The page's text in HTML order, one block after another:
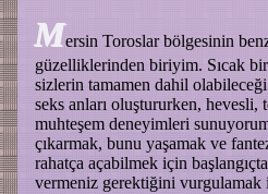
Mersin Toroslar bölgesinin
güzelliklerinden biriyim. Sıcak
sizlerin tamamen dahil
seks anları oluştururken,
muhteşem deneyimleri
çıkarmak, bunu yaşamak ve
rahatça açabilmek için
vermeniz gerektiğini vurgulamak